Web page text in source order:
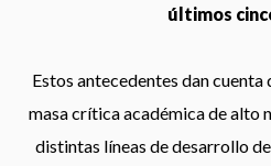
últimos
Estos antecedentes dan cuenta
masa crítica académica de alto
distintas líneas de desarrollo